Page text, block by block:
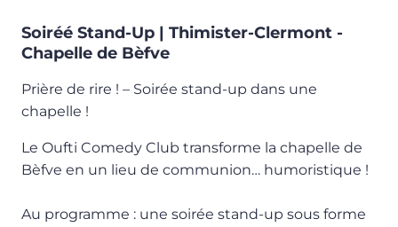
Soiréé Stand-Up | Thimister-Clermont -
Chapelle de Bèfve
Prière de rire ! – Soirée stand-up dans une
chapelle !
Le Oufti Comedy Club transforme la chapelle de
Bèfve en un lieu de communion… humoristique !
Au programme : une soirée stand-up sous forme